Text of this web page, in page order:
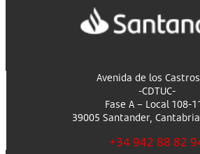
Avenida de los
-CDTUC-
Fase A – Local 108-
39005 Santander,
+34 942 88 82